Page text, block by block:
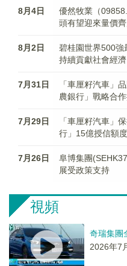
8月4日
優然牧業（
頭有望迎來量價
8月2日
碧桂園世界500
持續貢獻社會經濟
7月31日
「車厘籽汽車」
農銀行」戰略合
7月29日
「車厘籽汽車」
行」15億授信額度
7月26日
阜博集團
展受政策支持
視頻
奇瑞集團
2026年7